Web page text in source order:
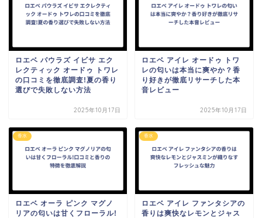
ロエベ パウラズ イビサ エク
レクティック オードゥ トワレ
の口コミを徹底調査!夏の香り
選びで失敗しない方法
2025年10月17日
ロエベ アイレ オードゥ トワ
レの匂いは本当に爽やか？香
り好きが徹底リサーチした本
音レビュー
2025年10月17日
香水
ロエベ オーラ ピンク マグノ
リアの匂いは甘くフローラル!
香水
ロエベ アイレ ファンタシアの
香りは爽快なレモンとジャス